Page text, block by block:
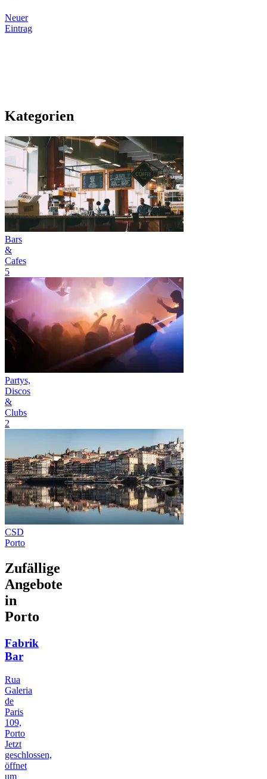
Neuer
Eintrag
Kategorien
Bars
&
Cafes
5
Partys,
Discos
&
Clubs
2
CSD
Porto
Zufällige
Angebote
in
Porto
Fabrik
Bar
Rua
Galeria
de
Paris
109,
Porto
Jetzt
geschlossen,
öffnet
um